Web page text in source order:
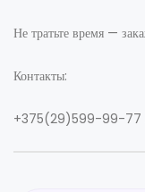
Не тратьте время —
Контакты:
+375(29)599-99-77